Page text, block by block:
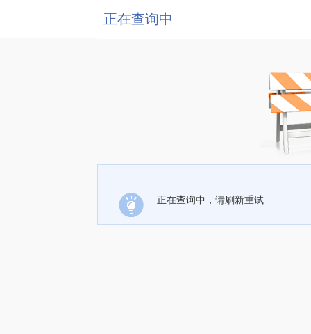
正在查询中
正在查询中，请刷新重试